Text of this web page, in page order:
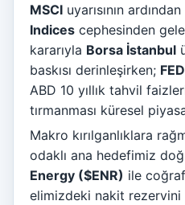
MSCI uyarısının ardından
Indices cephesinden
kararıyla Borsa İstanbul
baskısı derinleşirken; FED
ABD 10 yıllık tahvil
tırmanması küresel
Makro kırılganlıklara
odaklı ana hedefimiz
Energy ($ENR) ile
elimizdeki nakit rezervini